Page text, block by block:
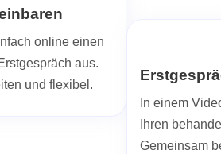
online einen
aus.
und flexibel.
In einem
Ihren
Gemeinsam